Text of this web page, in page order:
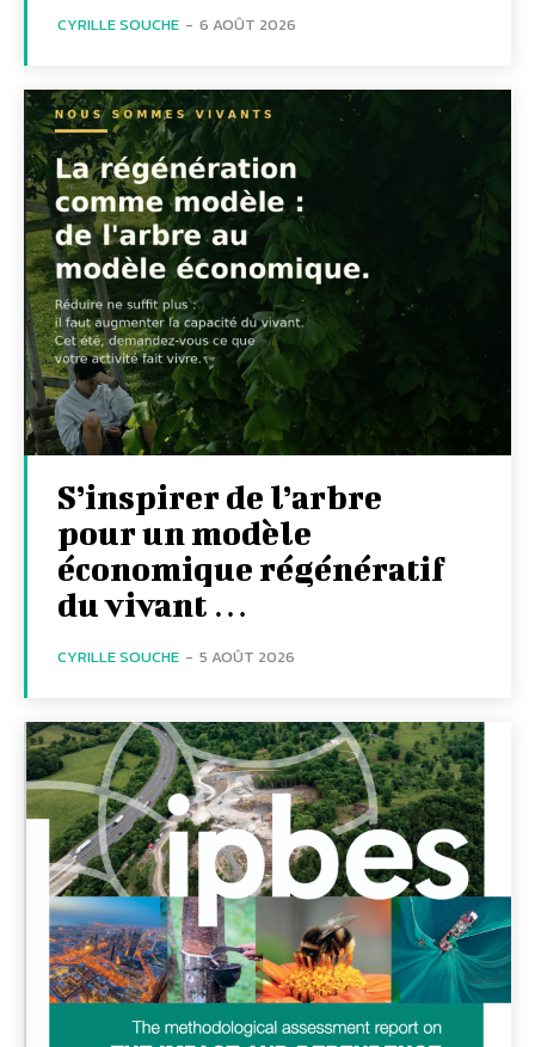
CYRILLE SOUCHE - 6 AOÛT 2026
S’inspirer de l’arbre
pour un modèle
économique régénératif
du vivant …
CYRILLE SOUCHE - 5 AOÛT 2026